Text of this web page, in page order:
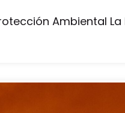
Ambiental La